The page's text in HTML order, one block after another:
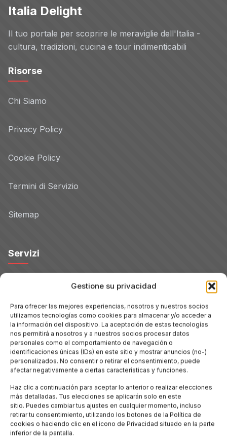
Gestione su privacidad
Para ofrecer las mejores experiencias, nosotros y nuestros socios
utilizamos tecnologías como cookies para almacenar y/o acceder a
la información del dispositivo. La aceptación de estas tecnologías
nos permitirá a nosotros y a nuestros socios procesar datos
personales como el comportamiento de navegación o
identificaciones únicas (IDs) en este sitio y mostrar anuncios (no-)
personalizados. No consentir o retirar el consentimiento, puede
afectar negativamente a ciertas características y funciones.
Haz clic a continuación para aceptar lo anterior o realizar elecciones
más detalladas. Tus elecciones se aplicarán solo en este
sitio. Puedes cambiar tus ajustes en cualquier momento, incluso
retirar tu consentimiento, utilizando los botones de la Política de
cookies o haciendo clic en el icono de Privacidad situado en la parte
inferior de la pantalla.
Italia Delight
Il tuo portale per scoprire le meraviglie dell'Italia -
cultura, tradizioni, cucina e tour indimenticabili
Risorse
Chi Siamo
Privacy Policy
Cookie Policy
Termini di Servizio
Sitemap
Servizi
Voli
Noleggio Auto
Tour
Blog
Promo